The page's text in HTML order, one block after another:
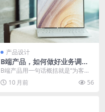
产品设计
B端产品，如何做好业务调
研？
B端产品用一句话概括就是“为客户
赚的更多，省的更多”，下面文章是
笔者根据自身过往...
10 月前 56